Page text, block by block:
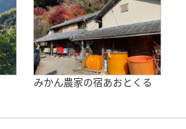
みかん農家の宿あおとくる